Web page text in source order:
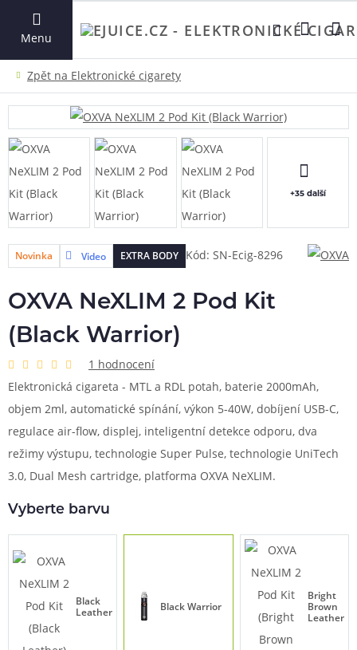
Menu
VYHLEDAT
+35 další
Novinka Video EXTRA BODY Kód: SN-Ecig-8296
OXVA NeXLIM 2 Pod Kit
(Black Warrior)
1 hodnocení
Elektronická cigareta - MTL a RDL potah, baterie 2000mAh,
objem 2ml, automatické spínání, výkon 5-40W, dobíjení USB-C,
regulace air-flow, displej, inteligentní detekce odporu, dva
režimy výstupu, technologie Super Pulse, technologie UniTech
3.0, Dual Mesh cartridge, platforma OXVA NeXLIM.
Vyberte barvu
Black
Leather
Black Warrior
Bright
Brown
Leather